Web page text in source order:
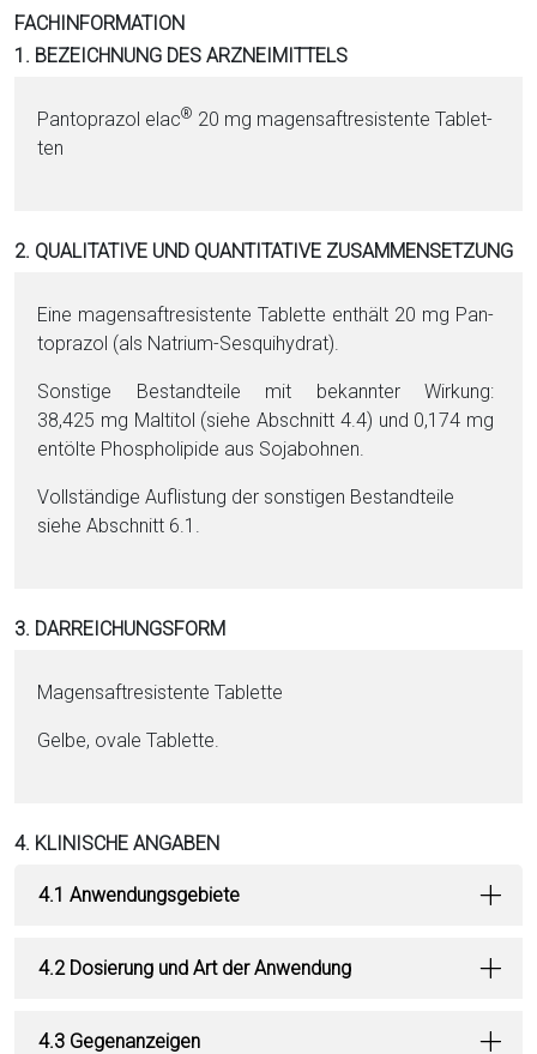
F
FACHINFORMATION
1. BEZEICHNUNG DES ARZNEIMITTELS
Pan­to­pra­zol elac® 20 mg magensaftresistente Ta­blet­
ten
2. QUALITATIVE UND QUANTITATIVE ZUSAMMENSETZUNG
Eine magensaftresistente Ta­blet­te enthält 20 mg Pan­
to­pra­zol (als Na­tri­um-Sesquihydrat).
Sonstige Be­stand­tei­le mit bekannter Wirkung:
38,425 mg Mal­ti­tol (siehe Abschnitt 4.4) und 0,174 mg
entölte Phos­pho­li­pi­de aus Soja­boh­nen.
Vollständige Auflistung der sonstigen Be­stand­tei­le
siehe Abschnitt 6.1.
3. DARREICHUNGSFORM
Magensaftresistente Ta­blet­te
Gelbe, ovale Ta­blet­te.
4. KLINISCHE ANGABEN
4.1 Anwendungsgebiete
4.2 Dosierung und Art der Anwendung
4.3 Gegenanzeigen